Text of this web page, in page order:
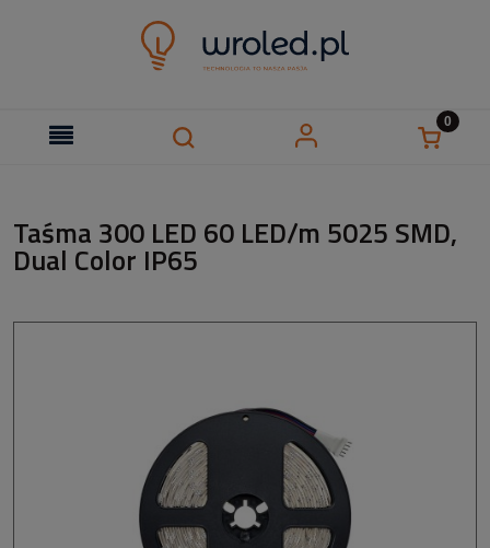
Taśma 300 LED 60 LED/m 5025 SMD,
Dual Color IP65